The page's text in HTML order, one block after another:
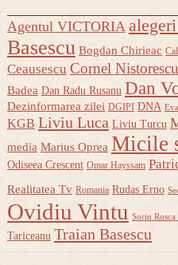
Agentul VICTORIA
Basescu Bogdan Chirieac
Ceausescu Cornel Nistorescu
Badea Dan Radu Rusanu Dan
Dezinformarea zilei DGIPI DNA
KGB Liviu Luca Liviu Turcu
media Marius Oprea Micile
Odiseea Crescent Omar Hayssam
Realitatea Tv Romania Rudas Erno
Ovidiu Vintu Sorin Rosca
Tariceanu Traian Basescu